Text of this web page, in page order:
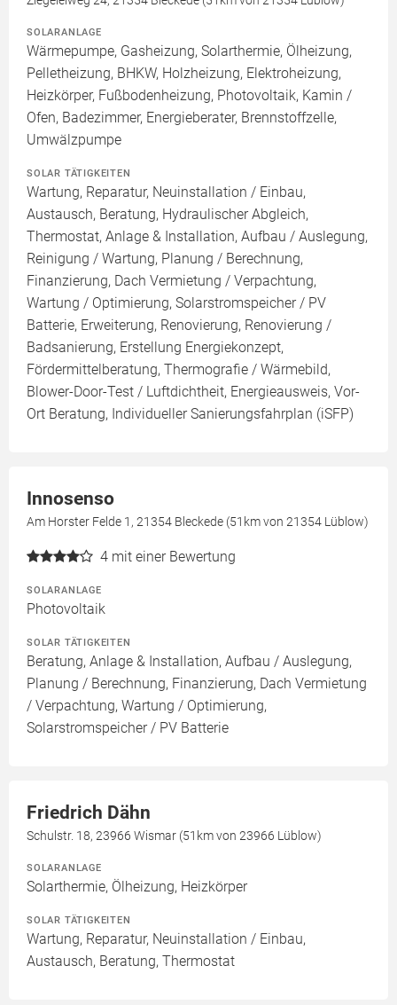
SOLARANLAGE
Wärmepumpe, Gasheizung, Solarthermie, Ölheizung,
Pelletheizung, BHKW, Holzheizung, Elektroheizung,
Heizkörper, Fußbodenheizung, Photovoltaik, Kamin /
Ofen, Badezimmer, Energieberater, Brennstoffzelle,
Umwälzpumpe
SOLAR TÄTIGKEITEN
Wartung, Reparatur, Neuinstallation / Einbau,
Austausch, Beratung, Hydraulischer Abgleich,
Thermostat, Anlage & Installation, Aufbau / Auslegung,
Reinigung / Wartung, Planung / Berechnung,
Finanzierung, Dach Vermietung / Verpachtung,
Wartung / Optimierung, Solarstromspeicher / PV
Batterie, Erweiterung, Renovierung, Renovierung /
Badsanierung, Erstellung Energiekonzept,
Fördermittelberatung, Thermografie / Wärmebild,
Blower-Door-Test / Luftdichtheit, Energieausweis, Vor-
Ort Beratung, Individueller Sanierungsfahrplan (iSFP)
Innosenso
Am Horster Felde 1, 21354 Bleckede (51km von 21354 Lüblow)
4 mit einer Bewertung
SOLARANLAGE
Photovoltaik
SOLAR TÄTIGKEITEN
Beratung, Anlage & Installation, Aufbau / Auslegung,
Planung / Berechnung, Finanzierung, Dach Vermietung
/ Verpachtung, Wartung / Optimierung,
Solarstromspeicher / PV Batterie
Friedrich Dähn
Schulstr. 18, 23966 Wismar (51km von 23966 Lüblow)
SOLARANLAGE
Solarthermie, Ölheizung, Heizkörper
SOLAR TÄTIGKEITEN
Wartung, Reparatur, Neuinstallation / Einbau,
Austausch, Beratung, Thermostat